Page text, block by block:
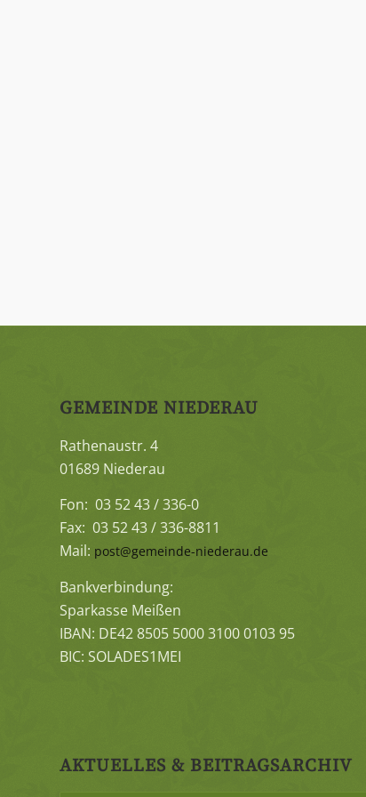
GEMEINDE NIEDERAU
Rathenaustr. 4
01689 Niederau
Fon: 03 52 43 / 336-0
Fax: 03 52 43 / 336-8811
Mail: post@gemeinde-niederau.de
Bankverbindung:
Sparkasse Meißen
IBAN: DE42 8505 5000 3100 0103 95
BIC: SOLADES1MEI
AKTUELLES & BEITRAGSARCHIV